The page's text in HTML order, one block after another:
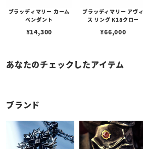
ブラッディマリー カーム
ペンダント
¥14,300
ブラッディマリー アヴィ
ス リング K18クロー
¥66,000
あなたのチェックしたアイテム
ブランド